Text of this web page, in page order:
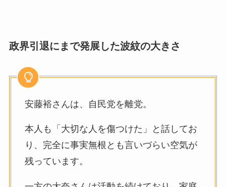
政界引退にまで発展した波紋の大きさ
安藤裕さんは、自民党を離党。
本人も「大切な人を傷つけた」と話してお
り、完全に事実無根とも言いづらい空気が
残っています。